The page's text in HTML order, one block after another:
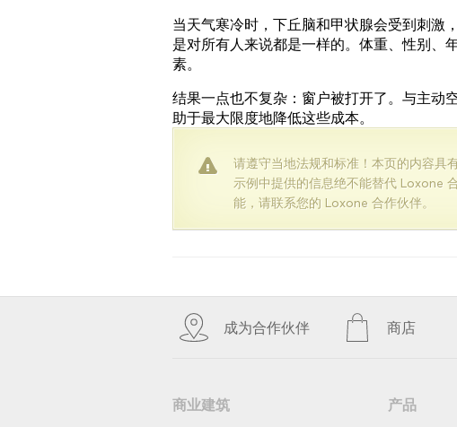
当天气寒冷时，下丘脑和甲状腺会受到刺激
是对所有人来说都是一样的。体重、性别、
素。
结果一点也不复杂：窗户被打开了。与主动
助于最大限度地降低这些成本。
请遵守当地法规和标准！本页的内容具
示例中提供的信息绝不能替代 Loxone
能，请联系您的 Loxone 合作伙伴。
成为合作伙伴 商店
商业建筑 产品